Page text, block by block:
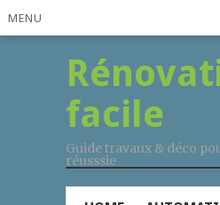
MENU
facile
Guide travaux & déco
réusssie